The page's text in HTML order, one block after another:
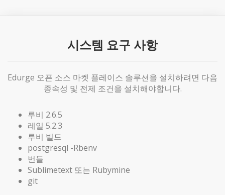
시스템 요구 사항
Edurge 오픈 소스 마켓 플레이스 솔루션을 설치하려면 다음
종속성 및 전제 조건을 설치해야합니다.
루비 2.6.5
레일 5.2.3
루비 빌드
postgresql -Rbenv
번들
Sublimetext 또는 Rubymine
git